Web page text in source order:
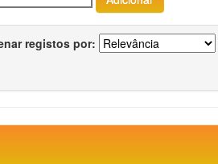
registos por: